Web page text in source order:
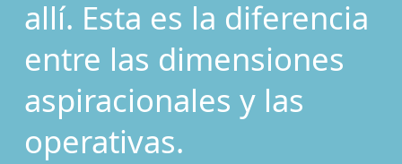
allí. Esta es la diferencia
entre las dimensiones
aspiracionales y las
operativas.